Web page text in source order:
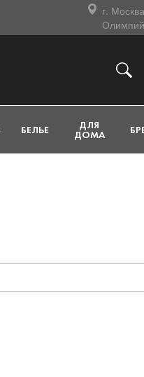
г.
БЕЛЬЕ ДЛЯ
ДОМА